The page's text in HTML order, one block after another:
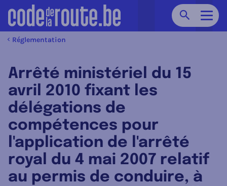
Chercher
Réglementation
Arrêté ministériel du 15
avril 2010 fixant les
délégations de
compétences pour
l'application de l'arrêté
royal du 4 mai 2007 relatif
au permis de conduire, à